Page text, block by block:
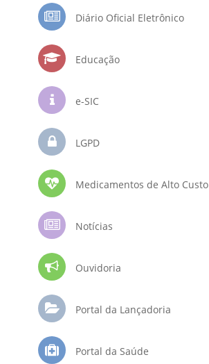
Diário Oficial Eletrônico
Educação
e-SIC
LGPD
Medicamentos de Alto Custo
Notícias
Ouvidoria
Portal da Lançadoria
Portal da Saúde